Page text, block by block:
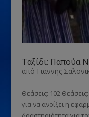
Ταξίδι: Παπούα
από Γιάννης
Θεάσεις: 102
για να ανοίξει η